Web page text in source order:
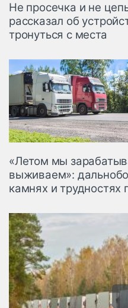
Не просечка и не
рассказал об
тронуться с места
«Летом мы
выживаем»:
камнях и трудностях